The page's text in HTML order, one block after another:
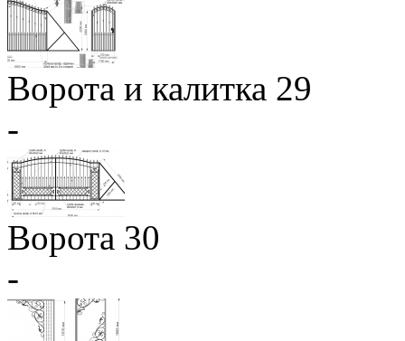
Ворота и калитка 29
-
Ворота 30
-